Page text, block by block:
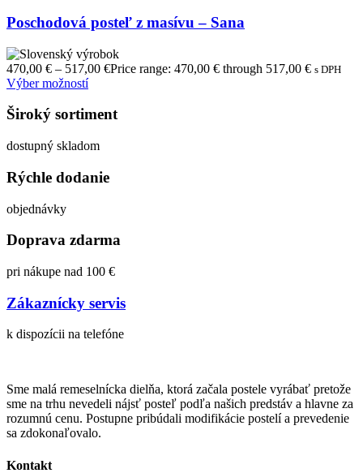
Poschodová posteľ z masívu – Sana
470,00 € – 517,00 €Price range: 470,00 € through 517,00 € s DPH
Výber možností
Široký sortiment
dostupný skladom
Rýchle dodanie
objednávky
Doprava zdarma
pri nákupe nad 100 €
Zákaznícky servis
k dispozícii na telefóne
Sme malá remeselnícka dielňa, ktorá začala postele vyrábať pretože
sme na trhu nevedeli nájsť posteľ podľa našich predstáv a hlavne za
rozumnú cenu. Postupne pribúdali modifikácie postelí a prevedenie
sa zdokonaľovalo.
Kontakt